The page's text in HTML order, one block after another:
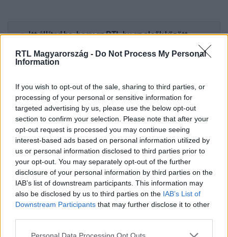
RTL Magyarország - Do Not Process My Personal
Information
If you wish to opt-out of the sale, sharing to third parties, or
processing of your personal or sensitive information for
targeted advertising by us, please use the below opt-out
section to confirm your selection. Please note that after your
opt-out request is processed you may continue seeing
interest-based ads based on personal information utilized by
us or personal information disclosed to third parties prior to
your opt-out. You may separately opt-out of the further
disclosure of your personal information by third parties on the
IAB’s list of downstream participants. This information may
also be disclosed by us to third parties on the IAB’s List of
Downstream Participants that may further disclose it to other
Please note that this website/app uses one or more Google
Personal Data Processing Opt Outs
Itt állítsd be, hogy az RTL.hu az elsők között
Kövess minket, és értesülj a friss hírekről a
Facebookon is!
Követem